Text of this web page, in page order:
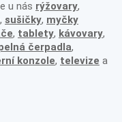
u nás rýžovary,
, sušičky, myčky
, tablety, kávovary,
čerpadla,
konzole, televize a